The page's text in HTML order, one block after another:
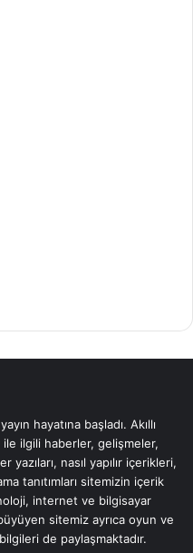
hayatına başladı. Akıllı
ilgili haberler, gelişmeler,
nasıl yapılır içerikleri,
tanıtımları sitemizin içerik
internet ve bilgisayar
sitemiz ayrıca oyun ve
de paylaşmaktadır.